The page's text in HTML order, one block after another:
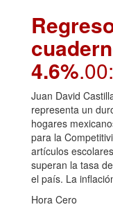
4.6%
Juan David
representa un
hogares
para la
artículos
superan la tasa
el país. La
Hora Cero